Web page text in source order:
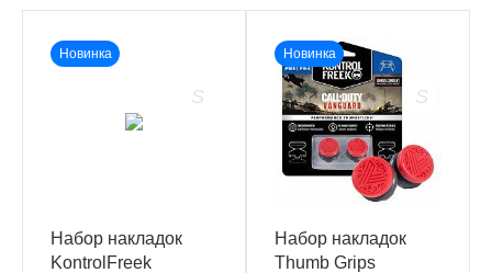
Новинка
Набор накладок
KontrolFreek
Новинка
Набор накладок
Thumb Grips